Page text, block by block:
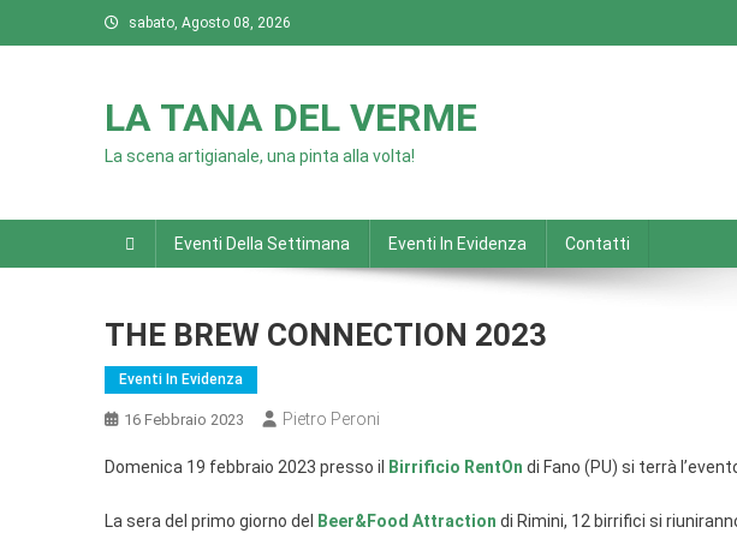
to
sabato, Agosto 08, 2026
LA TANA DEL VERME
La scena artigianale, una pinta alla volta!
Eventi Della Settimana Eventi In Evidenza Contatti
THE BREW CONNECTION 2023
Eventi In Evidenza
16 Febbraio 2023 Pietro Peroni
Domenica 19 febbraio 2023 presso il Birrificio RentOn di Fano (PU) si terrà
La sera del primo giorno del Beer&Food Attraction di Rimini, 12 birrifici si